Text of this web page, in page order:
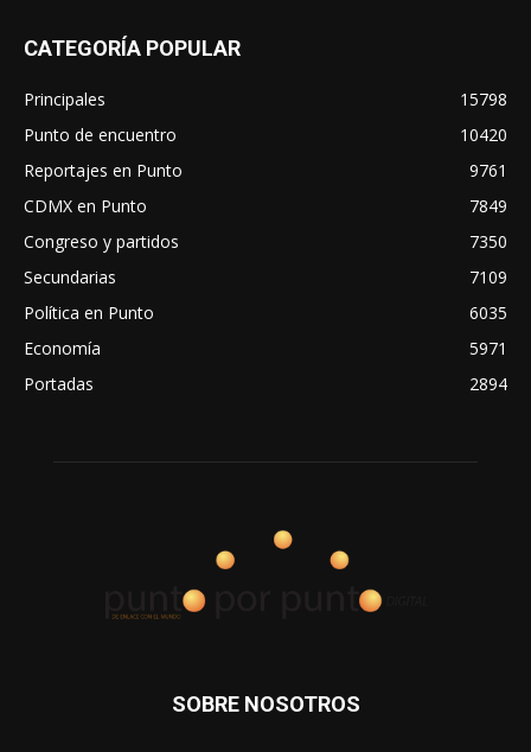
CATEGORÍA POPULAR
Principales
15798
Punto de encuentro
10420
Reportajes en Punto
9761
CDMX en Punto
7849
Congreso y partidos
7350
Secundarias
7109
Política en Punto
6035
Economía
5971
Portadas
2894
SOBRE NOSOTROS